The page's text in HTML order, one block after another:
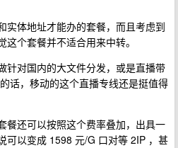
实体地址才能办的套餐，而且考虑到
个套餐并不适合用来中转。
针对国内的大文件分发，或是直播带
话，移动的这个直播专线还是挺值得
餐还可以按照这个费率叠加，出具一
可以变成 1598 元/G 口对等 2IP ，甚